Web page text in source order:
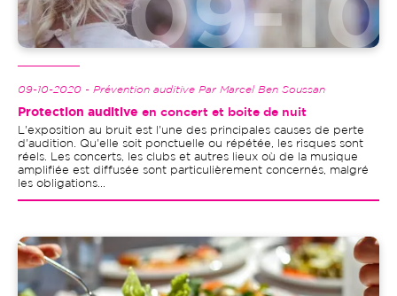
09-10-2020 - Prévention auditive Par Marcel Ben Soussan
Protection auditive en concert et boite de nuit
L'exposition au bruit est l'une des principales causes de perte
d'audition. Qu'elle soit ponctuelle ou répétée, les risques sont
réels. Les concerts, les clubs et autres lieux où de la musique
amplifiée est diffusée sont particulièrement concernés, malgré
les obligations...
Image